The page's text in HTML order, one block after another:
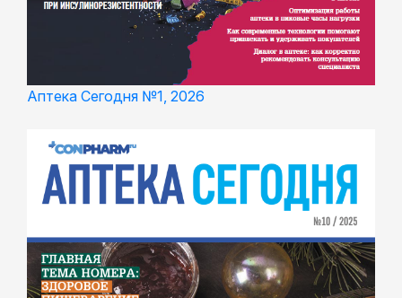
Аптека Сегодня №1, 2026